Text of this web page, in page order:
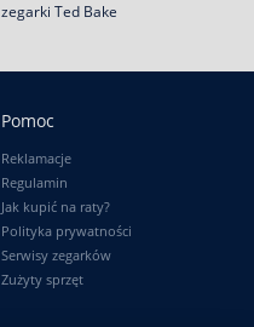
zegarki Ted Bake
Pomoc
Reklamacje
Regulamin
Jak kupić na raty?
Polityka prywatności
Serwisy zegarków
Zużyty sprzęt